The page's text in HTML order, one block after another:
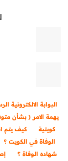
البوابة الالكترونية
يهمة الامر ( بشأن
كويتية
كيف يتم
الوفاة في الكويت ؟
شهاده الوفاة ؟